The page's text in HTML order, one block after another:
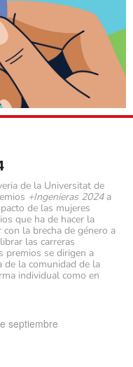
de la Universitat de
+Ingenieras 2024a
de las mujeres
que ha de hacer la
con la brecha de género a
las carreras
premios se dirigen a
de la comunidad de la
individual como en
septiembre